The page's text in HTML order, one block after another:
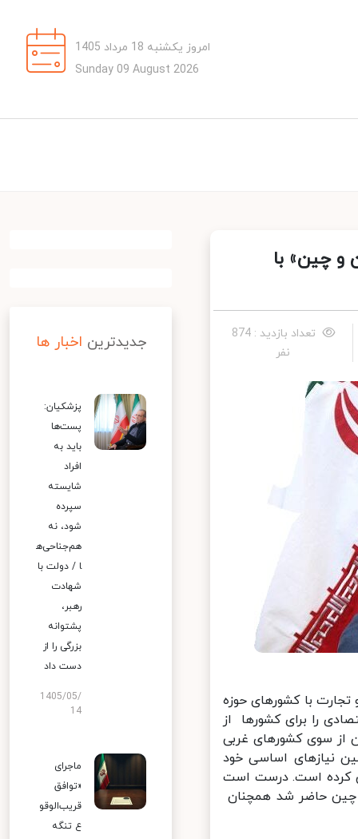
امروز یکشنبه 18 مرداد 1405
Sunday 09 August 2026
چین» با
تعداد بازدید : 874
نفر
با کشورهای حوزه
را برای کشورها از
از سوی کشورهای غربی
نیازهای اساسی خود
کرده است. درست است
چین حاضر شد همچنان
جدیدترین اخبار ها
پزشکیان:
پست‌ها
باید به
افراد
شایسته
سپرده
شود، نه
هم‌جناحی‌ه
ا / دولت با
شهادت
رهبر،
پشتوانه
بزرگی را از
دست داد
1405/05/
14
ماجرای
«توافق
قریب‌الوقو
ع تنگه